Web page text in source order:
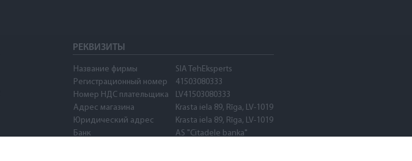
РЕКВИЗИТЫ
Название фирмы
SIA TehEksperts
Регистрационный номер
41503080333
Номер НДС плательщика
LV41503080333
Адрес магазина
Krasta iela 89, Rīga, LV-1019
Юридический адрес
Krasta iela 89, Rīga, LV-1019
Банк
AS "Citadele banka"